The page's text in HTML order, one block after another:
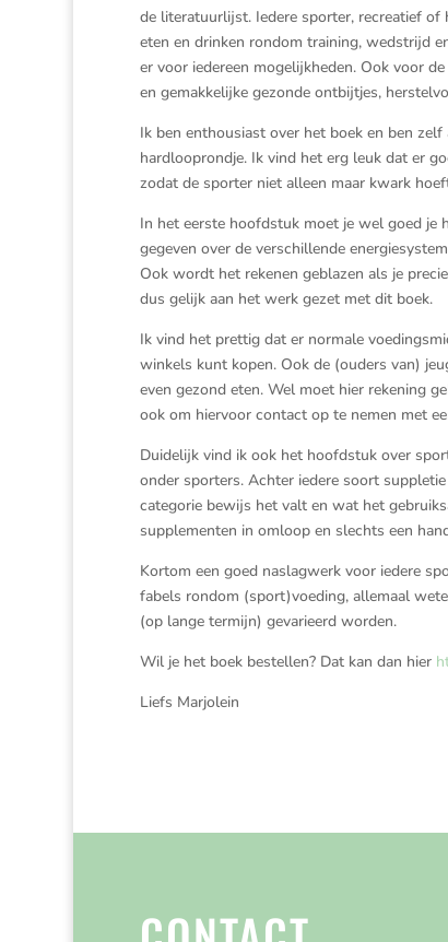
de literatuurlijst. Iedere sporter, recreatief
eten en drinken rondom training, wedstrijd
er voor iedereen mogelijkheden. Ook voor
en gemakkelijke gezonde ontbijtjes,
Ik ben enthousiast over het boek en ben
hardlooprondje. Ik vind het erg leuk dat er
zodat de sporter niet alleen maar kwark
In het eerste hoofdstuk moet je wel goed
gegeven over de verschillende
Ook wordt het rekenen geblazen als je
dus gelijk aan het werk gezet met dit boek.
Ik vind het prettig dat er normale
winkels kunt kopen. Ook de (ouders van)
even gezond eten. Wel moet hier rekening
ook om hiervoor contact op te nemen met
Duidelijk vind ik ook het hoofdstuk over
onder sporters. Achter iedere soort
categorie bewijs het valt en wat het
supplementen in omloop en slechts een
Kortom een goed naslagwerk voor iedere
fabels rondom (sport)voeding, allemaal
(op lange termijn) gevarieerd worden.
Wil je het boek bestellen? Dat kan dan hier
Liefs Marjolein